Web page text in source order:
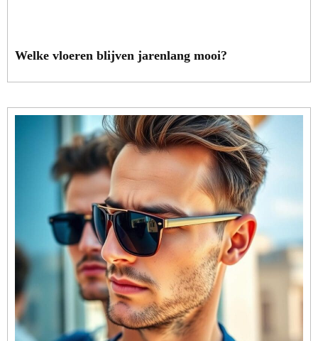
Welke vloeren blijven jarenlang mooi?